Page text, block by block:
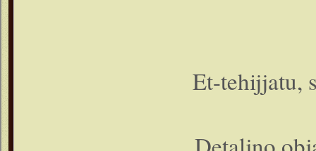
Et-tehijjatu,